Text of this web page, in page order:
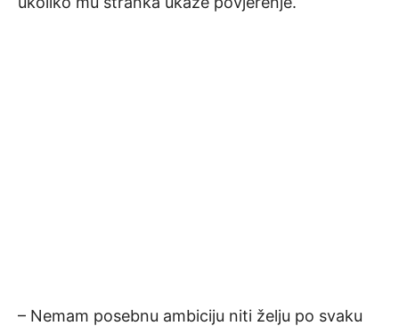
– Nemam posebnu ambiciju niti želju po svaku